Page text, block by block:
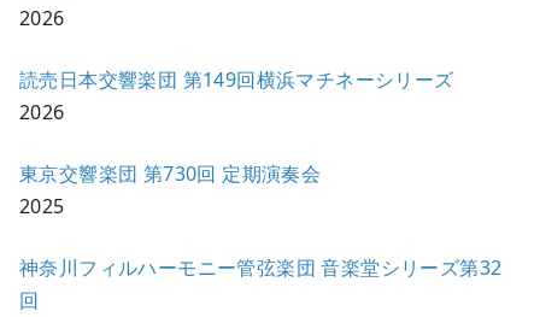
2026
読売日本交響楽団 第149回横浜マチネーシリーズ
2026
東京交響楽団 第730回 定期演奏会
2025
神奈川フィルハーモニー管弦楽団 音楽堂シリーズ第32
回